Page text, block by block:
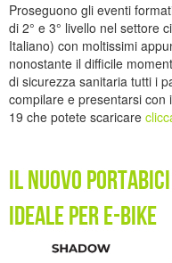
Proseguono gli eventi
di 2° e 3° livello nel settore
Italiano) con moltissimi
nonostante il difficile
di sicurezza sanitaria tutti i
compilare e presentarsi con
19 che potete scaricare
Il nuovo portabici
ideale per E-Bike